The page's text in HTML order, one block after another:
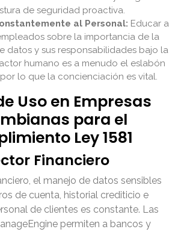
de seguridad proactiva.
al Personal: Educar a
sobre la importancia de la
datos y sus responsabilidades bajo la
humano es a menudo el eslabón
lo que la concienciación es vital.
Uso en Empresas
para el
Ley 1581
Financiero
el manejo de datos sensibles
de cuenta, historial crediticio e
de clientes es constante. Las
permiten a bancos y